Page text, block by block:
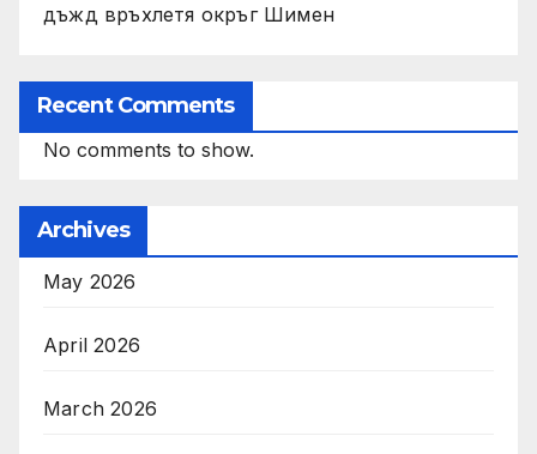
дъжд връхлетя окръг Шимен
Recent Comments
No comments to show.
Archives
May 2026
April 2026
March 2026